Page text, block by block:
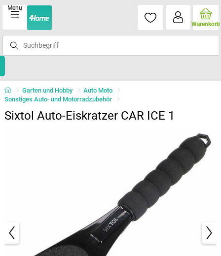
Menu
Warenkorb
Garten und Hobby
Auto Moto
Sonstiges Auto- und Motorradzubehör
Sixtol Auto-Eiskratzer CAR ICE 1